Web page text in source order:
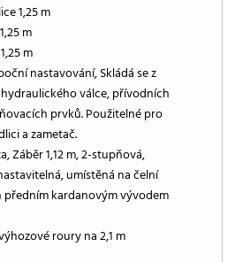
1,25 m
m
m
nastavování, Skládá se z
válce, přívodních
prvků. Použitelné pro
a zametač.
Záběr 1,12 m, 2-stupňová,
umístěná na čelní
předním kardanovým vývodem
roury na 2,1 m